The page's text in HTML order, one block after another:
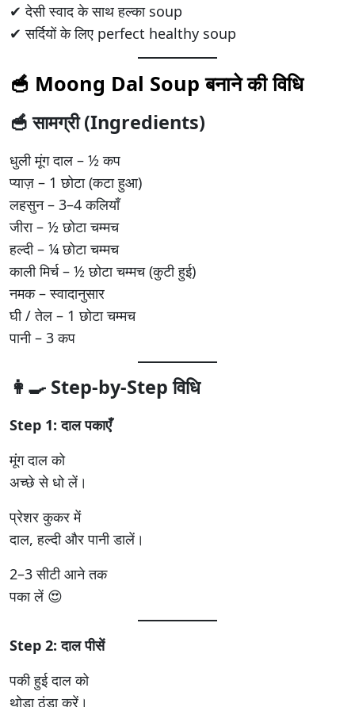
✔ देसी स्वाद के साथ हल्का soup
✔ सर्दियों के लिए perfect healthy soup
🥣 Moong Dal Soup बनाने की विधि
🥣 सामग्री (Ingredients)
धुली मूंग दाल – ½ कप
प्याज़ – 1 छोटा (कटा हुआ)
लहसुन – 3–4 कलियाँ
जीरा – ½ छोटा चम्मच
हल्दी – ¼ छोटा चम्मच
काली मिर्च – ½ छोटा चम्मच (कुटी हुई)
नमक – स्वादानुसार
घी / तेल – 1 छोटा चम्मच
पानी – 3 कप
👩‍🍳 Step-by-Step विधि
Step 1: दाल पकाएँ
मूंग दाल को
अच्छे से धो लें।
प्रेशर कुकर में
दाल, हल्दी और पानी डालें।
2–3 सीटी आने तक
पका लें 😍
Step 2: दाल पीसें
पकी हुई दाल को
थोड़ा ठंडा करें।